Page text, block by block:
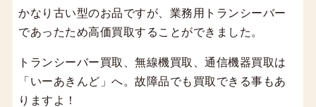
かなり古い型のお品ですが、業務用トランシーバー
であったため高価買取することができました。
トランシーバー買取、無線機買取、通信機器買取は
「いーあきんど」へ。故障品でも買取できる事もあ
りますよ！